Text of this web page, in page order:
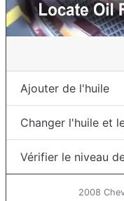
Ajouter de l'huile
Changer l'huile et
Vérifier le niveau
2008